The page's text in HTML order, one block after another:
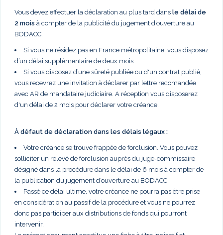
Vous devez effectuer la déclaration au plus tard dans le délai de
2 mois à compter de la publicité du jugement d’ouverture au
BODACC.
Si vous ne résidez pas en France métropolitaine, vous disposez
d’un délai supplémentaire de deux mois.
Si vous disposez d’une sûreté publiée ou d'un contrat publié,
vous recevrez une invitation à déclarer par lettre recomandée
avec AR de mandataire judiciaire. A réception vous disposerez
d'un délai de 2 mois pour déclarer votre créance.
À défaut de déclaration dans les délais légaux :
Votre créance se trouve frappée de forclusion. Vous pouvez
solliciter un relevé de forclusion auprès du juge-commissaire
désigné dans la procédure dans le délai de 6 mois à compter de
la publication du jugement d’ouverture au BODACC.
Passé ce délai ultime, votre créance ne pourra pas être prise
en considération au passif de la procédure et vous ne pourrez
donc pas participer aux distributions de fonds qui pourront
intervenir.